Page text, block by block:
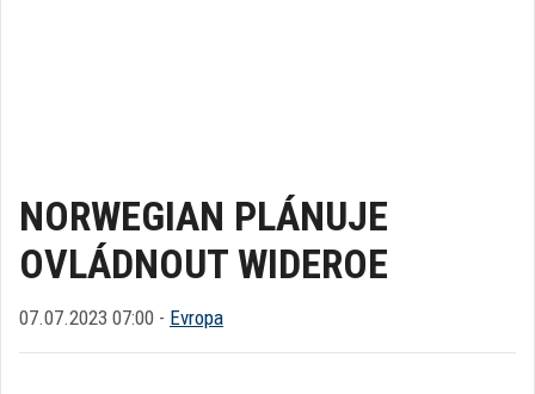
NORWEGIAN PLÁNUJE
OVLÁDNOUT WIDEROE
07.07.2023 07:00 - Evropa